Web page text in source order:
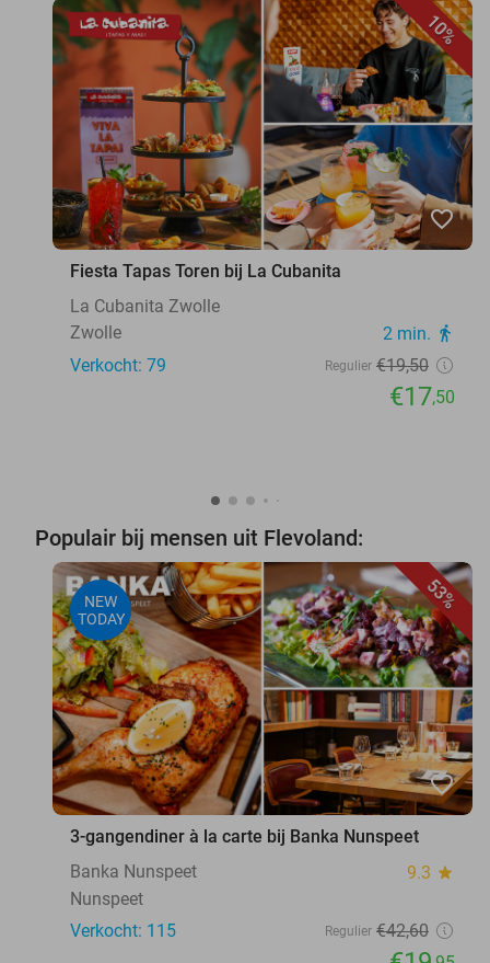
10%
favorite_border
Fiesta Tapas Toren bij La Cubanita
La Cubanita Zwolle
Zwolle
2 min. directions_walk
Verkocht: 79 Regulier €19,50
€17,50
Populair bij mensen uit Flevoland:
53%
NEW
TODAY
favorite_border
3-gangendiner à la carte bij Banka Nunspeet
Banka Nunspeet
9.3 star
Nunspeet
Verkocht: 115
Regulier €42,60